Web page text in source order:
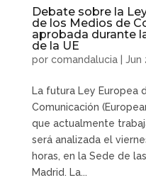
Debate sobre la
de los Medios de
aprobada durante
de la UE
por comandalucia| Jun
La futura Ley Europea
Comunicación
que actualmente
será analizada el
horas, en la Sede de
Madrid. La...